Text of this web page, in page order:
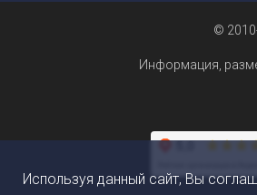
©
Информация,
Используя данный сайт, Вы